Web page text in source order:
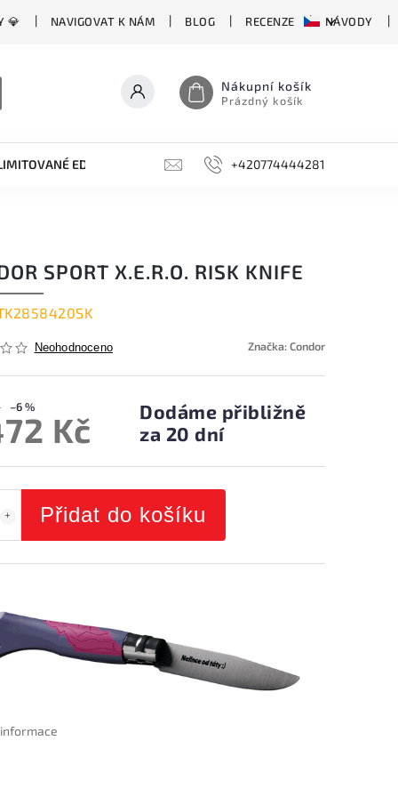
💎 NAVIGOVAT K NÁM BLOG RECENZE NÁVODY
Nákupní košík
Prázdný košík
EDICE BROUSKY, BRUSKY, OCÍLKY
+420774444281
SPORT X.E.R.O. RISK KNIFE
Neohodnoceno Značka:Condor
–6 %
Kč
Dodáme přibližně
za 20 dní
Přidat do košíku